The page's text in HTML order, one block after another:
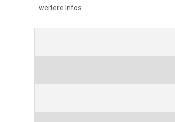
...weitere Infos